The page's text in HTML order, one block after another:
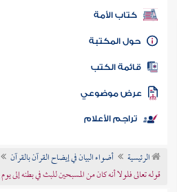
كتب PDF
كتاب الأمة
المكتبة
الكتب
موضوعي
تراجم الأعلام
الرئيسية أضواء البيان في إيضاح القرآن بالقرآن
قوله تعالى فلولا أنه كان من المسبحين للبث في بطنه إلى